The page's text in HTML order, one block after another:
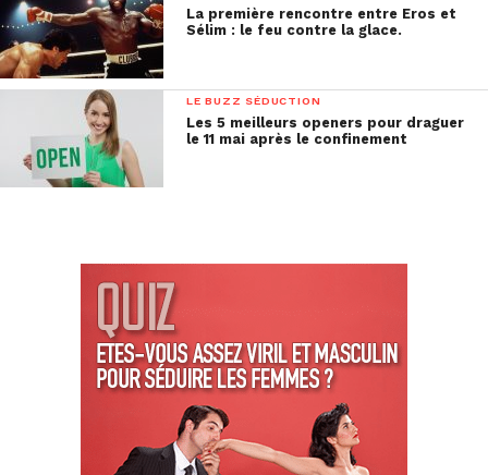
La première rencontre entre Eros et
Sélim : le feu contre la glace.
LE BUZZ SÉDUCTION
Les 5 meilleurs openers pour draguer
le 11 mai après le confinement